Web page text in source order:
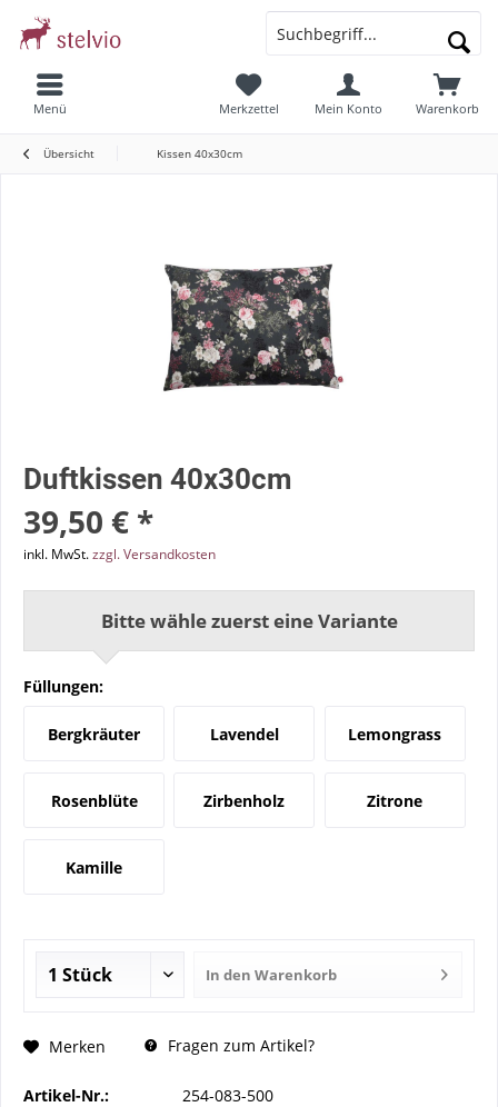
Menü Warenkorb
Merkzettel Mein Konto
Übersicht Kissen 40x30cm
Duftkissen 40x30cm
39,50 € *
inkl. MwSt.zzgl. Versandkosten
Bitte wähle zuerst eine Variante
Füllungen:
Bergkräuter Lavendel Lemongrass
Rosenblüte Zirbenholz Zitrone
Kamille
In den Warenkorb
Merken Fragen zum Artikel?
Artikel-Nr.: 254-083-500